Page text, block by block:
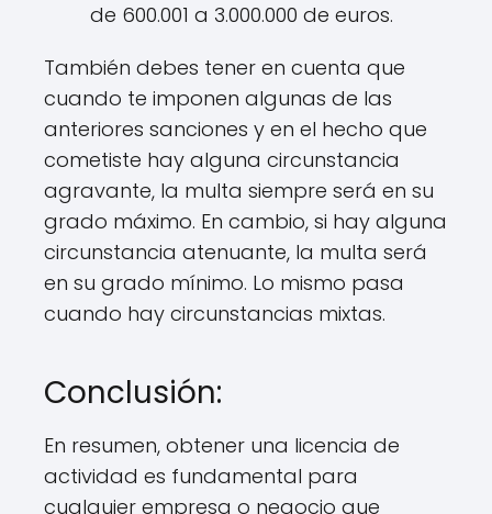
de 600.001 a 3.000.000 de euros.
También debes tener en cuenta que
cuando te imponen algunas de las
anteriores sanciones y en el hecho que
cometiste hay alguna circunstancia
agravante, la multa siempre será en su
grado máximo. En cambio, si hay alguna
circunstancia atenuante, la multa será
en su grado mínimo. Lo mismo pasa
cuando hay circunstancias mixtas.
Conclusión:
En resumen, obtener una licencia de
actividad es fundamental para
cualquier empresa o negocio que